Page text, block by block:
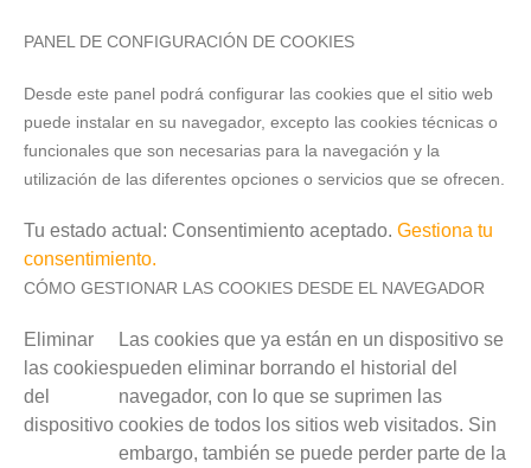
PANEL DE CONFIGURACIÓN DE COOKIES
Desde este panel podrá configurar las cookies que el sitio web
puede instalar en su navegador, excepto las cookies técnicas o
funcionales que son necesarias para la navegación y la
utilización de las diferentes opciones o servicios que se ofrecen.
Tu estado actual: Consentimiento aceptado. Gestiona tu
consentimiento.
CÓMO GESTIONAR LAS COOKIES DESDE EL NAVEGADOR
Eliminar
las cookies
del
dispositivo
Las cookies que ya están en un dispositivo se
pueden eliminar borrando el historial del
navegador, con lo que se suprimen las
cookies de todos los sitios web visitados. Sin
embargo, también se puede perder parte de la